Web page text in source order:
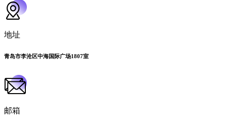
地址
青岛市李沧区中海国际广场1807室
邮箱